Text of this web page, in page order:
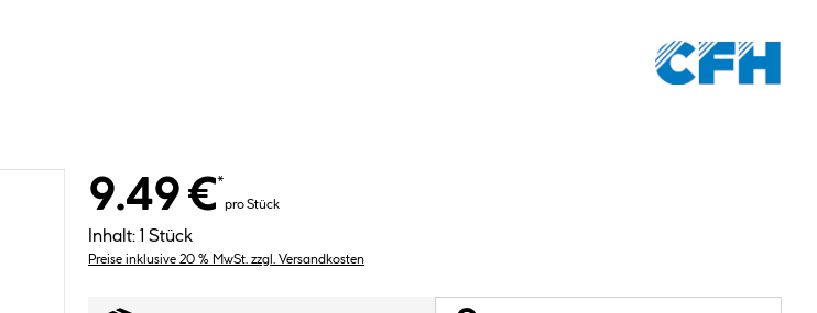
9.49 €*
pro Stück
Inhalt: 1 Stück
Preise inklusive 20 % MwSt. zzgl. Versandkosten